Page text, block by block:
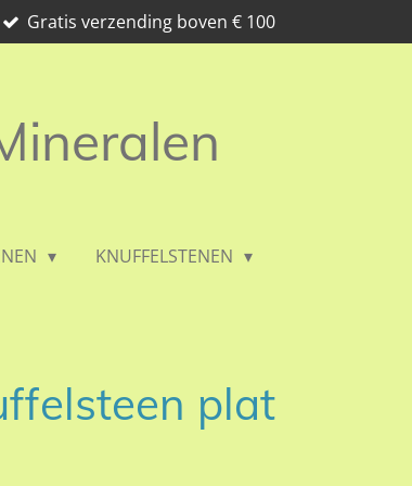
Gratis verzending boven € 100
KNUFFELSTENEN
plat